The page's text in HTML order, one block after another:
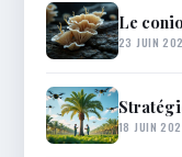
Le
23 JUIN
18 JUIN